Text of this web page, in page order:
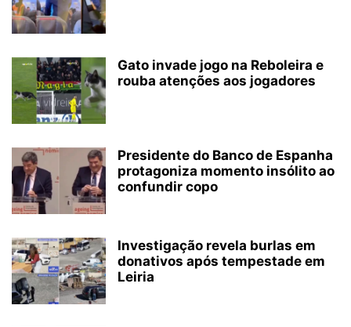
Gato invade jogo na Reboleira e
rouba atenções aos jogadores
Presidente do Banco de Espanha
protagoniza momento insólito ao
confundir copo
Investigação revela burlas em
donativos após tempestade em
Leiria